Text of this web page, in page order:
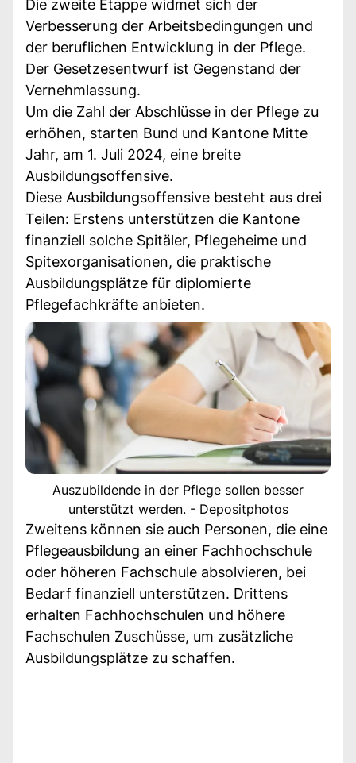
Die zweite Etappe widmet sich der
Verbesserung der Arbeitsbedingungen und
der beruflichen Entwicklung in der Pflege.
Der Gesetzesentwurf ist Gegenstand der
Vernehmlassung.
Um die Zahl der Abschlüsse in der Pflege zu
erhöhen, starten Bund und Kantone Mitte
Jahr, am 1. Juli 2024, eine breite
Ausbildungsoffensive.
Diese Ausbildungsoffensive besteht aus drei
Teilen: Erstens unterstützen die Kantone
finanziell solche Spitäler, Pflegeheime und
Spitexorganisationen, die praktische
Ausbildungsplätze für diplomierte
Pflegefachkräfte anbieten.
Auszubildende in der Pflege sollen besser
unterstützt werden. - Depositphotos
Zweitens können sie auch Personen, die eine
Pflegeausbildung an einer Fachhochschule
oder höheren Fachschule absolvieren, bei
Bedarf finanziell unterstützen. Drittens
erhalten Fachhochschulen und höhere
Fachschulen Zuschüsse, um zusätzliche
Ausbildungsplätze zu schaffen.